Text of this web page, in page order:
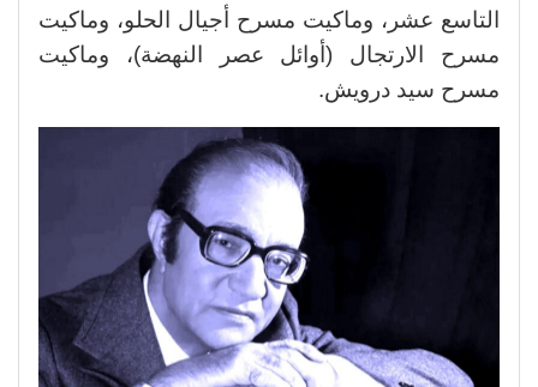
التاسع عشر، وماكيت مسرح أجيال الحلو، وماكيت
مسرح الارتجال (أوائل عصر النهضة)، وماكيت
مسرح سيد درويش.